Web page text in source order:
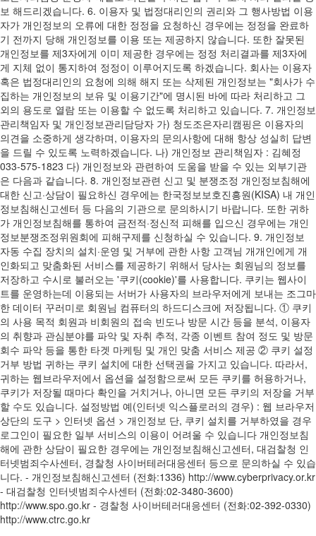
보 해드리겠습니다. 6. 이용자 및 법정대리인의 권리와 그 행사방법 이용
자가 개인정보의 오류에 대한 정정을 요청하신 경우에는 정정을 완료하
기 전까지 당해 개인정보를 이용 또는 제공하지 않습니다. 또한 잘못된
개인정보를 제3자에게 이미 제공한 경우에는 정정 처리결과를 제3자에
게 지체 없이 통지하여 정정이 이루어지도록 하겠습니다. 회사는 이용자
혹은 법정대리인의 요청에 의해 해지 또는 삭제된 개인정보는 "회사가 수
집하는 개인정보의 보유 및 이용기간"에 명시된 바에 따라 처리하고 그
외의 용도로 열람 또는 이용할 수 없도록 처리하고 있습니다. 7. 개인정보
관리책임자 및 개인정보관리담당자 가) 청도조은자리캠핑은 이용자의
의견을 소중하게 생각하며, 이용자의 문의사항에 대해 항상 성실히 답변
을 드릴 수 있도록 노력하겠습니다. 나) 개인정보 관리책임자 : 김혜정
033-575-1823 다) 개인정보와 관련하여 도움을 받을 수 있는 외부기관
은 다음과 같습니다. 8. 개인정보관련 신고 및 분쟁조정 개인정보침해에
대한 신고·상담이 필요하신 경우에는 한국정보보호진흥원(KISA) 내 개인
정보침해신고센터 등 다음의 기관으로 문의하시기 바랍니다. 또한 귀하
가 개인정보침해를 통하여 금전적·정신적 피해를 입으신 경우에는 개인
정보분쟁조정위원회에 피해구제를 신청하실 수 있습니다. 9. 개인정보
자동 수집 장치의 설치·운영 및 거부에 관한 사항 고객님 개개인에게 개
인화되고 맞춤화된 서비스를 제공하기 위해서 당사는 회원님의 정보를
저장하고 수시로 불러오는 '쿠키(cookie)'를 사용합니다. 쿠키는 웹사이
트를 운영하는데 이용되는 서버가 사용자의 브라우저에게 보내는 조그마
한 데이터 꾸러미로 회원님 컴퓨터의 하드디스크에 저장됩니다. ① 쿠키
의 사용 목적 회원과 비회원의 접속 빈도나 방문 시간 등을 분석, 이용자
의 취향과 관심분야를 파악 및 자취 추적, 각종 이벤트 참여 정도 및 방문
회수 파악 등을 통한 타겟 마케팅 및 개인 맞춤 서비스 제공 ② 쿠키 설정
거부 방법 귀하는 쿠키 설치에 대한 선택권을 가지고 있습니다. 따라서,
귀하는 웹브라우저에서 옵션을 설정함으로써 모든 쿠키를 허용하거나,
쿠키가 저장될 때마다 확인을 거치거나, 아니면 모든 쿠키의 저장을 거부
할 수도 있습니다. 설정방법 예(인터넷 익스플로러의 경우) : 웹 브라우저
상단의 도구 > 인터넷 옵션 > 개인정보 단, 쿠키 설치를 거부하였을 경우
로그인이 필요한 일부 서비스의 이용이 어려울 수 있습니다 개인정보침
해에 관한 상담이 필요한 경우에는 개인정보침해신고센터, 대검찰청 인
터넷범죄수사센터, 경찰청 사이버테러대응센터 등으로 문의하실 수 있습
니다. - 개인정보침해신고센터 (전화:1336) http://www.cyberprivacy.or.kr
- 대검찰청 인터넷범죄수사센터 (전화:02-3480-3600)
http://www.spo.go.kr - 경찰청 사이버테러대응센터 (전화:02-392-0330)
http://www.ctrc.go.kr